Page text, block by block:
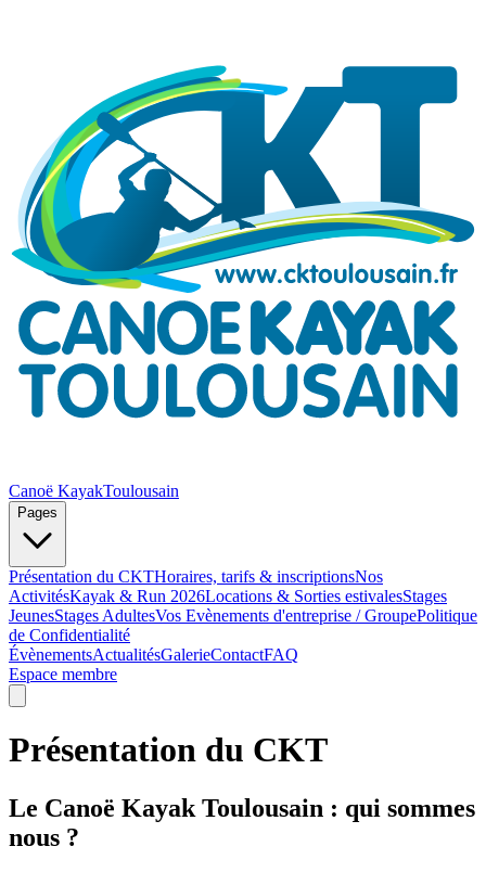
Canoë KayakToulousain
Pages
Présentation du CKTHoraires, tarifs & inscriptionsNos
ActivitésKayak & Run 2026Locations & Sorties estivalesStages
JeunesStages AdultesVos Evènements d'entreprise / GroupePolitique
de Confidentialité
ÉvènementsActualitésGalerieContactFAQ
Espace membre
Présentation du CKT
Le Canoë Kayak Toulousain : qui sommes
nous ?